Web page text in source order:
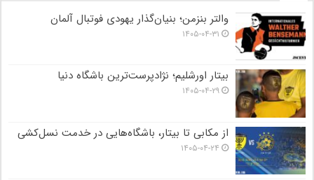
والتر بنزمن؛ بنیان‌گذار یهودی فوتبال آلمان
۱۴۰۵-۰۴-۳۱
بیتار اورشلیم؛ نژادپرست‌ترین باشگاه دنیا
۱۴۰۵-۰۴-۲۹
از مکابی تا بیتار، باشگاه‌هایی در خدمت نسل‌کشی
۱۴۰۵-۰۴-۲۴